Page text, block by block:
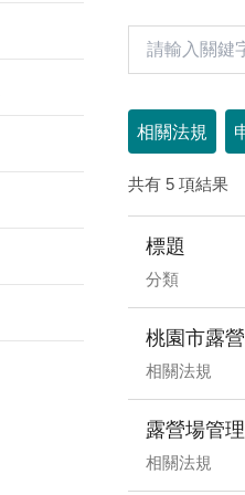
相關法規
共有 5 項結果
標題
分類
桃園市露
相關法規
露營場管
相關法規